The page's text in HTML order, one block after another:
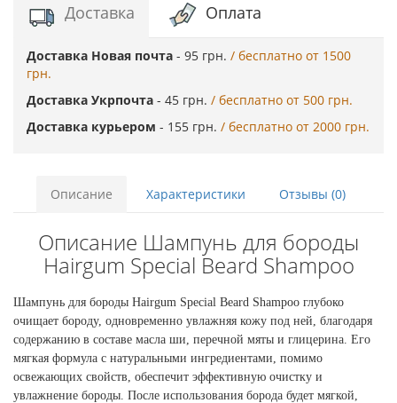
Доставка Оплата
Доставка Новая почта - 95 грн. / бесплатно от 1500
грн.
Доставка Укрпочта - 45 грн. / бесплатно от 500 грн.
Доставка курьером - 155 грн. / бесплатно от 2000 грн.
Описание Характеристики Отзывы (0)
Описание Шампунь для бороды
Hairgum Special Beard Shampoo
Шампунь для бороды Hairgum Special Beard Shampoo глубоко
очищает бороду, одновременно увлажняя кожу под ней, благодаря
содержанию в составе масла ши, перечной мяты и глицерина. Его
мягкая формула с натуральными ингредиентами, помимо
освежающих свойств, обеспечит эффективную очистку и
увлажнение бороды. После использования борода будет мягкой,